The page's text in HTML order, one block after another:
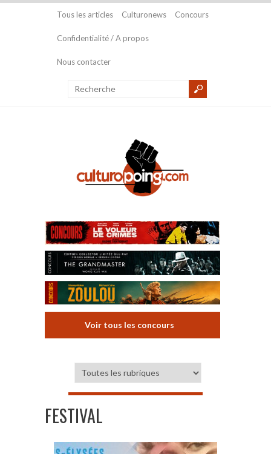
Tous les articles Culturonews Concours
Confidentialité / A propos
Nous contacter
Voir tous les concours
FESTIVAL